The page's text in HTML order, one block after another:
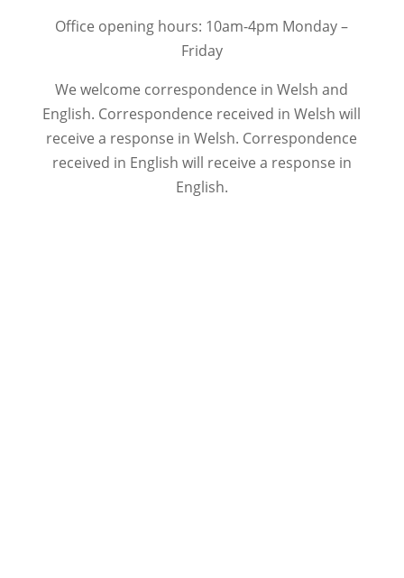
Office opening hours: 10am-4pm Monday –
Friday
We welcome correspondence in Welsh and
English. Correspondence received in Welsh will
receive a response in Welsh. Correspondence
received in English will receive a response in
English.